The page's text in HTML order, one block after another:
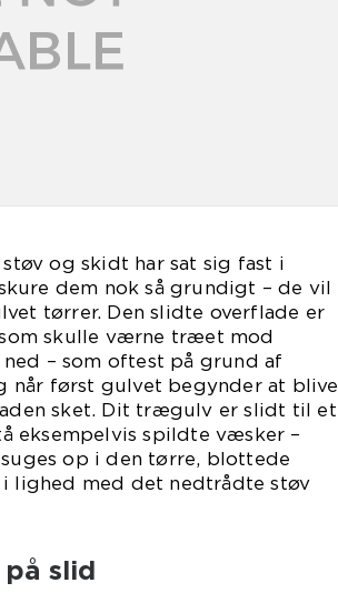
og skidt har sat sig fast i
dem nok så grundigt – de vil
tørrer. Den slidte overflade er
skulle værne træet mod
– som oftest på grund af
når først gulvet begynder at blive
sket. Dit trægulv er slidt til et
eksempelvis spildte væsker –
op i den tørre, blottede
i lighed med det nedtrådte støv
slid